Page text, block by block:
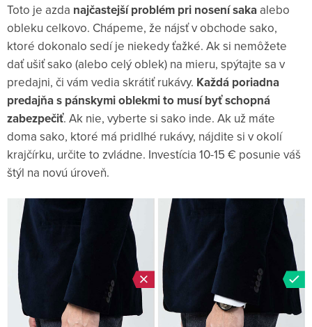
Toto je azda najčastejší problém pri nosení saka alebo
obleku celkovo. Chápeme, že nájsť v obchode sako,
ktoré dokonalo sedí je niekedy ťažké. Ak si nemôžete
dať ušiť sako (alebo celý oblek) na mieru, spýtajte sa v
predajni, či vám vedia skrátiť rukávy. Každá poriadna
predajňa s pánskymi oblekmi to musí byť schopná
zabezpečiť. Ak nie, vyberte si sako inde. Ak už máte
doma sako, ktoré má pridlhé rukávy, nájdite si v okolí
krajčírku, určite to zvládne. Investícia 10-15 € posunie váš
štýl na novú úroveň.